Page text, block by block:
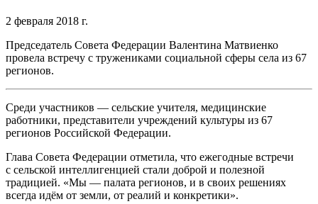
2 февраля 2018 г.
Председатель Совета Федерации Валентина Матвиенко
провела встречу с тружениками социальной сферы села из 67
регионов.
Среди участников — сельские учителя, медицинские
работники, представители учреждений культуры из 67
регионов Российской Федерации.
Глава Совета Федерации отметила, что ежегодные встречи
с сельской интеллигенцией стали доброй и полезной
традицией. «Мы — палата регионов, и в своих решениях
всегда идём от земли, от реалий и конкретики».